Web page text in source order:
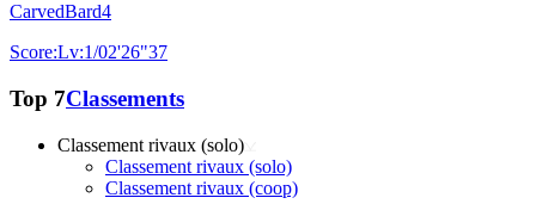
CarvedBard4
Score:Lv:1/02'26"37
Top 7Classements
Classement rivaux (solo)
Classement rivaux (solo)
Classement rivaux (coop)